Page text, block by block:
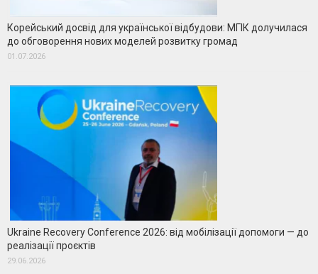
Корейський досвід для української відбудови: МГІК долучилася
до обговорення нових моделей розвитку громад
01.07.2026
Ukraine Recovery Conference 2026: від мобілізації допомоги — до
реалізації проєктів
29.06.2026